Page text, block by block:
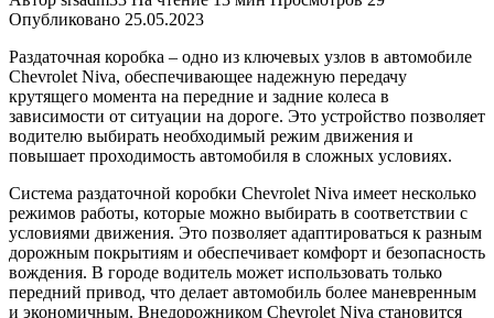
Опубликовано 25.05.2023
Раздаточная коробка – одно из ключевых узлов в автомобиле
Chevrolet Niva, обеспечивающее надежную передачу
крутящего момента на передние и задние колеса в
зависимости от ситуации на дороге. Это устройство позволяет
водителю выбирать необходимый режим движения и
повышает проходимость автомобиля в сложных условиях.
Система раздаточной коробки Chevrolet Niva имеет несколько
режимов работы, которые можно выбирать в соответствии с
условиями движения. Это позволяет адаптироваться к разным
дорожным покрытиям и обеспечивает комфорт и безопасность
вождения. В городе водитель может использовать только
передний привод, что делает автомобиль более маневренным
и экономичным. Внедорожником Chevrolet Niva становится